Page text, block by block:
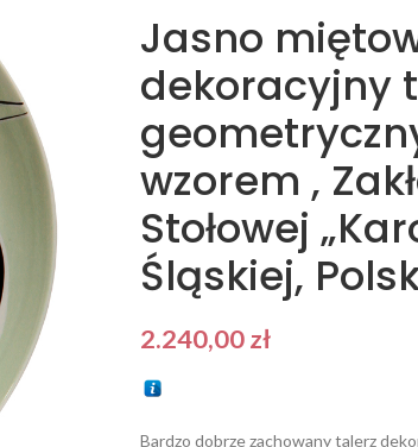
Jasno
dekoracyjny
wzorem ,
Stołowej
Śląskiej,
2.240,00zł
Bardzo dobrze zachowany talerz